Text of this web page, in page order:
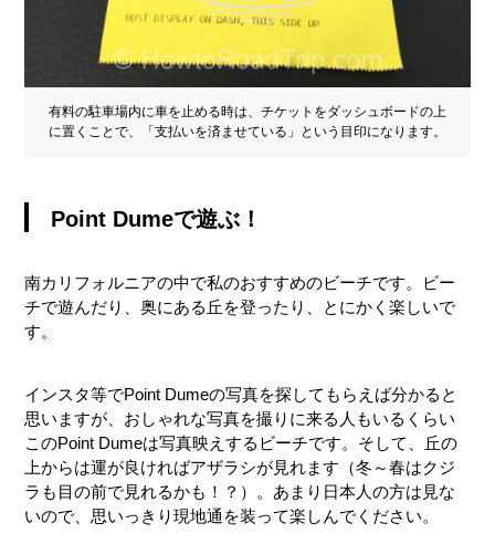
有料の駐車場内に車を止める時は、チケットをダッシュボードの上
に置くことで、「支払いを済ませている」という目印になります。
Point Dumeで遊ぶ！
南カリフォルニアの中で私のおすすめのビーチです。ビー
チで遊んだり、奥にある丘を登ったり、とにかく楽しいで
す。
インスタ等でPoint Dumeの写真を探してもらえば分かると
思いますが、おしゃれな写真を撮りに来る人もいるくらい
このPoint Dumeは写真映えするビーチです。そして、丘の
上からは運が良ければアザラシが見れます（冬～春はクジ
ラも目の前で見れるかも！？）。あまり日本人の方は見な
いので、思いっきり現地通を装って楽しんでください。